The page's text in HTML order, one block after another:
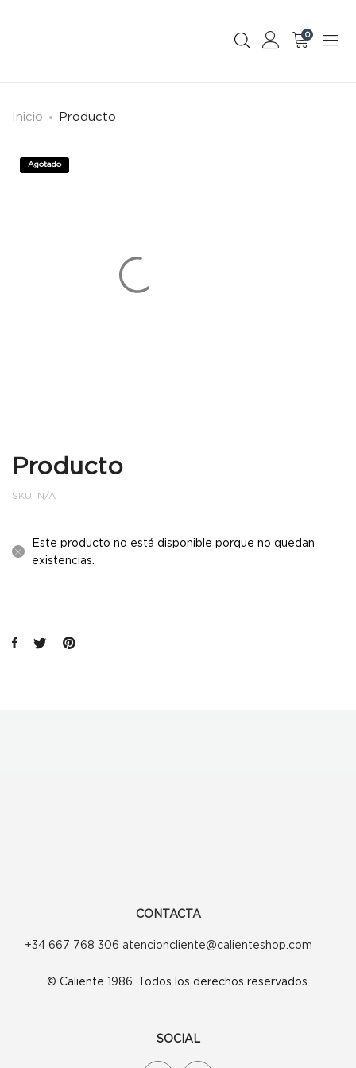
0
Inicio Producto
Agotado
Producto
SKU: N/A
Este producto no está disponible porque no quedan
existencias.
CONTACTA
+34 667 768 306 atencioncliente@calienteshop.com
© Caliente 1986. Todos los derechos reservados.
SOCIAL